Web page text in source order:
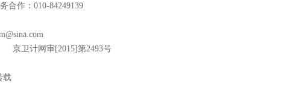
作：010-84249139
京卫计网审[2015]第2493号
载